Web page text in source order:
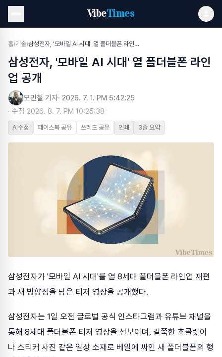
VibeTimes
홈›기술› 삼성전자, '모바일 AI 시대' 열 폴더블폰 라인업 공개
삼성전자, '모바일 AI 시대' 열 폴더블폰 라인
업 공개
모민철 기자· 2026. 7. 1. PM 5:42:25
· 수정 2026. 8. 7. PM 10:25:38
AI수정 페이스북 공유 쓰레드 공유 인쇄 3줄 요약
삼성전자가 '모바일 AI 시대'를 열 8세대 폴더블폰 라인업 재편
과 새 방향성을 담은 티저 영상을 공개했다.
삼성전자는 1일 오전 글로벌 공식 인스타그램과 유튜브 채널을
통해 8세대 폴더블폰 티저 영상을 선보이며, 길쭉한 초콜릿이
나 스티커 사진 같은 일상 소재로 베일에 싸인 새 폴더블폰의 형